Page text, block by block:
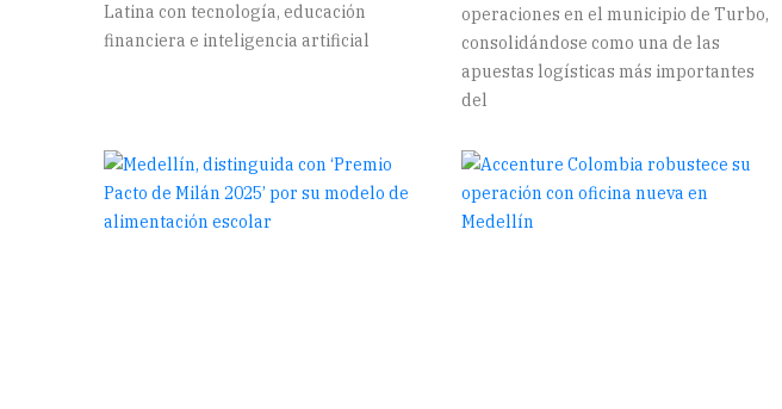
Latina con tecnología, educación
financiera e inteligencia artificial
operaciones en el municipio de Turbo,
consolidándose como una de las
apuestas logísticas más importantes
del